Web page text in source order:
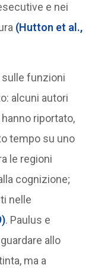
e nei
(Hutton et al.,
sulle funzioni
alcuni autori
hanno riportato,
tempo su uno
le regioni
cognizione;
nelle
. Paulus e
allo
ma a